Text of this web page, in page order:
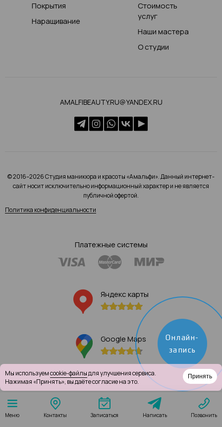
Покрытия
Наращивание
Стоимость
услуг
Наши мастера
О студии
AMALFIBEAUTY.RU@YANDEX.RU
© 2016–2026 Студия маникюра и красоты «Амальфи». Данный интернет-
сайт носит исключительно информационный характер и не является
публичной офертой.
Политика конфиденциальности
Платежные системы
Яндекс карты
Google Maps
Меню Контакты Записаться Написать Позвонить
Онлайн-
запись
Мы используемcookie-файлыдля улучшения сервиса.
Нажимая «Принять», вы даёте согласие на это.
Принять